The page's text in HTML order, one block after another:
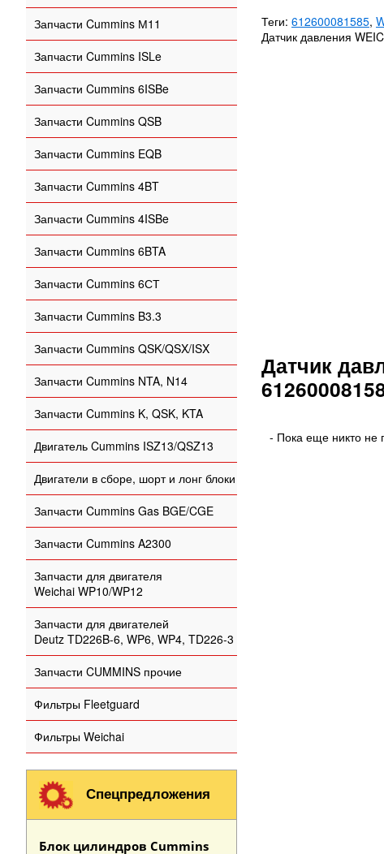
Запчасти Cummins М11
Запчасти Cummins ISLe
Запчасти Cummins 6ISBe
Запчасти Cummins QSB
Запчасти Cummins EQB
Запчасти Cummins 4BT
Запчасти Cummins 4ISBe
Запчасти Cummins 6BTA
Запчасти Cummins 6СТ
Запчасти Cummins B3.3
Запчасти Cummins QSK/QSX/ISX
Запчасти Cummins NTA, N14
Запчасти Cummins K, QSK, KTA
Двигатель Cummins ISZ13/QSZ13
Двигатели в сборе, шорт и лонг блоки
Запчасти Cummins Gas BGE/CGE
Запчасти Cummins A2300
Запчасти для двигателя
Weichai WP10/WP12
Запчасти для двигателей
Deutz TD226B-6, WP6, WP4, TD226-3
Запчасти CUMMINS прочие
Фильтры Fleetguard
Фильтры Weichai
Спецпредложения
Блок цилиндров Cummins
Теги: 612600081585,
Датчик давления
Датчик
- Пока еще никто не